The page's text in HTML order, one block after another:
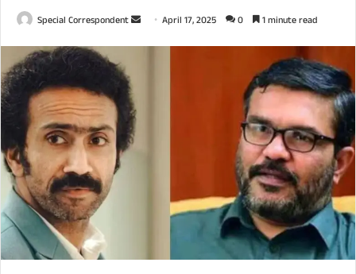
Special Correspondent
Send April 17, 2025 0 1 minute read